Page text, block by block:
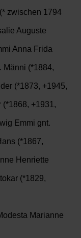
zwischen 1794
Auguste
Anna Frida
Männi (*1884,
(*1873, +1945,
(*1868, +1931,
Emmi gnt.
(*1867,
Henriette
(*1829,
Marianne